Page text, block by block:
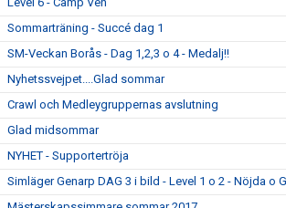
Sommarträning - Succé dag 1
SM-Veckan Borås - Dag 1,2,3 o 4 - Medalj!!
Nyhetssvejpet....Glad sommar
Crawl och Medleygruppernas avslutning
Glad midsommar
NYHET - Supportertröja
Simläger Genarp DAG 3 i bild - Level 1 o 2 - Nöjda o